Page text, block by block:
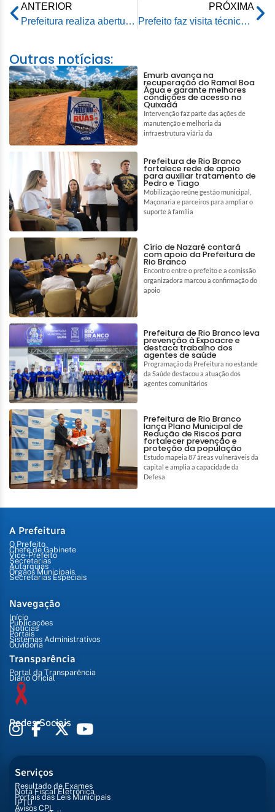
ANTERIOR
Prefeitura realiza abertura da campanha em alusão ao Dia Mundial de Combate à AIDS
PRÓXIMA
Prefeito faz visita técnica em obras do segundo distrito de Rio Branco
Outras notícias:
Emurb avança na
recuperação do Ramal Boa
Água e garante melhores
condições de acesso no
Quixadá
Intervenção faz parte das ações de
manutenção e melhoria da
infraestrutura viária da
Prefeitura de Rio Branco
fortalece rede de apoio
para auxiliar tratamento de
Pedro e Tiago
Mobilização reúne gestão municipal,
Maçonaria e parceiros para ampliar o
suporte à família
Círio de Nazaré contará
com apoio da Prefeitura de
Rio Branco
Encontro entre o prefeito e a comissão
organizadora marcou a confirmação do
apoio
Prefeitura de Rio Branco leva
prevenção à Expoacre e
destaca trabalho dos
agentes de saúde
Programação da Prefeitura no estande
da Saúde destacou a atuação dos
agentes comunitários
Prefeitura de Rio Branco
lança Plano Municipal de
Redução de Riscos para
fortalecer prevenção e
proteção da população
Estudo mapeia 87 áreas vulneráveis da
capital e amplia a capacidade da
Defesa
A Prefeitura
O Prefeito
Chefe de Gabinete
Vice-Prefeito
Secretarias
Autarquias
Órgãos Municipais
Secretarias Especiais
Navegação
Início
Publicações
Notícias
Portais
Sistemas Administrativos
Ouvidoria
Transparência
Portal da Transparência
Diário Oficial
Redes Sociais
Serviços
Resultado de Exames
Nota Fiscal Eletrônica
Portais das Leis Municipais
IPTU
Avisos CPL